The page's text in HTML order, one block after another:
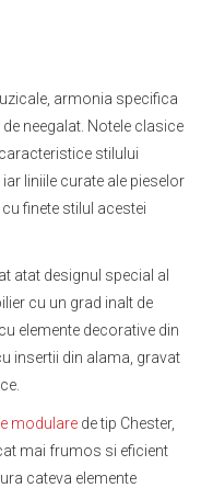
armonia specifica
neegalat. Notele clasice
stilului
liniile curate ale pieselor
finete stilul acestei
atat designul special al
cu un grad inalt de
cu elemente decorative din
insertii din alama, gravat
modulare de tip Chester,
mai frumos si eficient
cateva elemente